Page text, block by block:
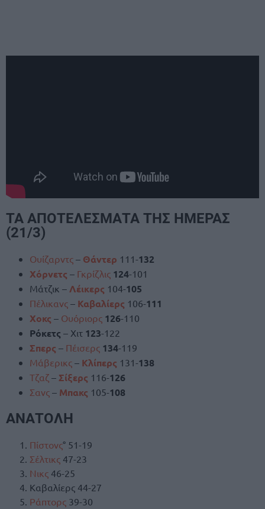
ΤΑ ΑΠΟΤΕΛΕΣΜΑΤΑ ΤΗΣ ΗΜΕΡΑΣ
(21/3)
Ουίζαρντς – Θάντερ 111-132
Χόρνετς – Γκρίζλις 124-101
Μάτζικ – Λέικερς 104-105
Πέλικανς – Καβαλίερς 106-111
Χοκς – Ουόριορς 126-110
Ρόκετς – Χιτ 123-122
Σπερς – Πέισερς 134-119
Μάβερικς – Κλίπερς 131-138
Τζαζ – Σίξερς 116-126
Σανς – Μπακς 105-108
ΑΝΑΤΟΛΗ
Πίστονς° 51-19
Σέλτικς 47-23
Νικς 46-25
Καβαλίερς 44-27
Ράπτορς 39-30